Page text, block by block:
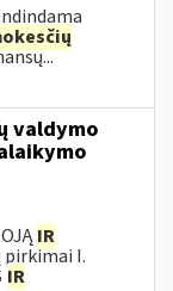
valdymo
IR
pirkimai I.
IR